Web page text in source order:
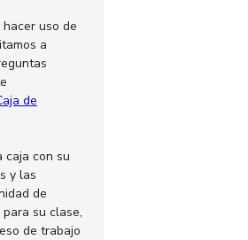
uso de
a
de
caja con su
y las
de
su clase,
de trabajo